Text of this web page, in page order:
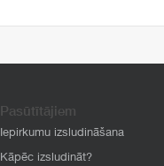
Pasūtītājiem
Iepirkumu izsludināšana
Kāpēc izsludināt?